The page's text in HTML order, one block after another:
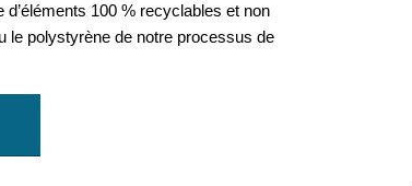
100 % recyclables et non
le polystyrène de notre processus de